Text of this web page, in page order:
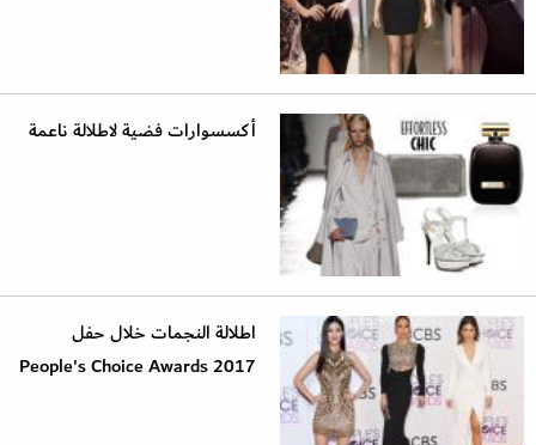
أكسسوارات فضية لاطلالة ناعمة
اطلالة النجمات خلال حفل
People's Choice Awards 2017